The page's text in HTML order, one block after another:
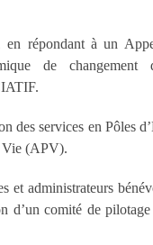
répondant à un
de
des services en Pôles
Vie (APV).
et administrateurs
comité de